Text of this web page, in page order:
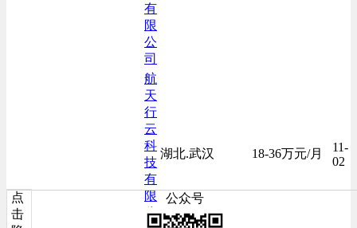
有
限
公
司
航
天
行
云
科
技
有
限
公
湖北.武汉 18-36万元/月
11-
02
点
击
公众号